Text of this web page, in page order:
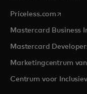
Priceless.com opens in
Mastercard Business
Mastercard
Marketingcentrum
Centrum voor